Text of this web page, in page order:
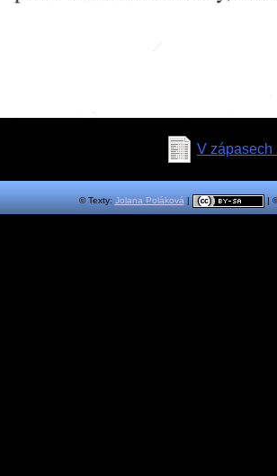
V zápasech
© Texty: Jolana Poláková | |